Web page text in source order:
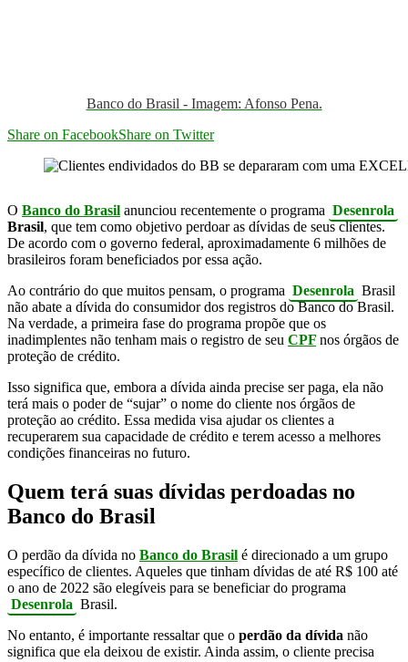
Banco do Brasil - Imagem: Afonso Pena.
Share on FacebookShare on Twitter
O Banco do Brasil anunciou recentemente o programa Desenrola
Brasil, que tem como objetivo perdoar as dívidas de seus clientes.
De acordo com o governo federal, aproximadamente 6 milhões de
brasileiros foram beneficiados por essa ação.
Ao contrário do que muitos pensam, o programa Desenrola Brasil
não abate a dívida do consumidor dos registros do Banco do Brasil.
Na verdade, a primeira fase do programa propõe que os
inadimplentes não tenham mais o registro de seu CPF nos órgãos de
proteção de crédito.
Isso significa que, embora a dívida ainda precise ser paga, ela não
terá mais o poder de “sujar” o nome do cliente nos órgãos de
proteção ao crédito. Essa medida visa ajudar os clientes a
recuperarem sua capacidade de crédito e terem acesso a melhores
condições financeiras no futuro.
Quem terá suas dívidas perdoadas no
Banco do Brasil
O perdão da dívida no Banco do Brasil é direcionado a um grupo
específico de clientes. Aqueles que tinham dívidas de até R$ 100 até
o ano de 2022 são elegíveis para se beneficiar do programa
Desenrola Brasil.
No entanto, é importante ressaltar que o perdão da dívida não
significa que ela deixou de existir. Ainda assim, o cliente precisa